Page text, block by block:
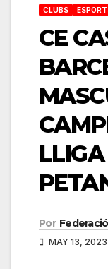
CLUBS
CE
Por
MAY 13, 2023